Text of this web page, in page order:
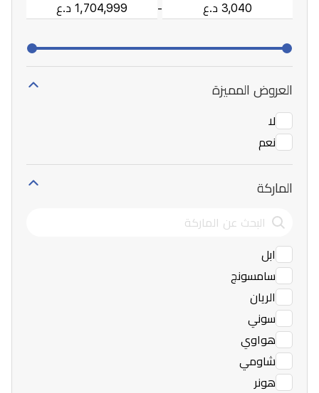
-
العروض المميزة
لا
نعم
الماركة
ابل
سامسونج
الريان
سوني
هواوي
شاومي
هونر